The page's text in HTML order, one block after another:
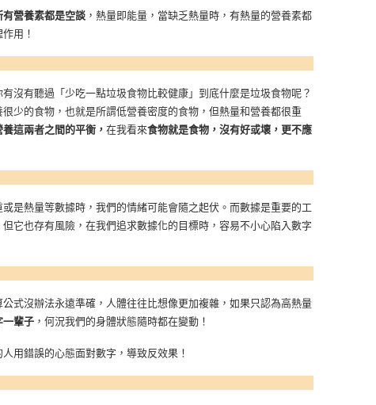
營養素都是空談 ，熱量即能量，當缺乏熱量時，有熱量的營養素都
用！
沒有聽過「少吃一點垃圾食物比較健康」到底什麼是垃圾食物呢？
少的食物，也就是所謂低營養密度的食物，但熱量和營養都很重
這兩者之間的平衡， 在我看來食物就是食物，沒有好或壞，更不應
或是熱量等數據時，我們的情緒可能會隨之起伏。而數據是重要的工
它也存有風險，在我們追求數據化的目標時，容易不小心陷入數字
式沒辦法永遠準確，人體往往比想像更加複雜，如果只認為高熱量
一輩子 ，何況我們的身體狀態隨時都在變動！
用錯誤的心態面對數字，導致反效果！